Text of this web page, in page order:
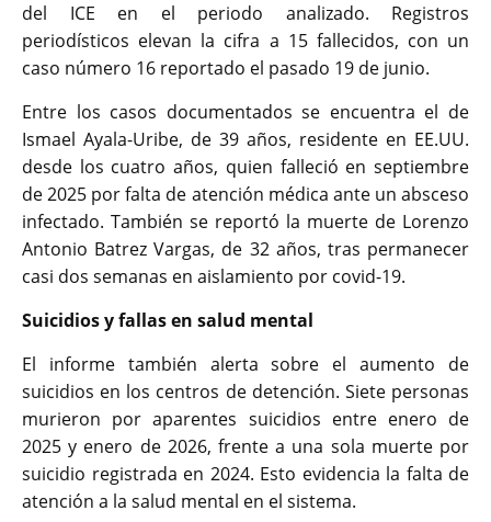
del ICE en el periodo analizado. Registros
periodísticos elevan la cifra a 15 fallecidos, con un
caso número 16 reportado el pasado 19 de junio.
Entre los casos documentados se encuentra el de
Ismael Ayala-Uribe, de 39 años, residente en EE.UU.
desde los cuatro años, quien falleció en septiembre
de 2025 por falta de atención médica ante un absceso
infectado. También se reportó la muerte de Lorenzo
Antonio Batrez Vargas, de 32 años, tras permanecer
casi dos semanas en aislamiento por covid-19.
Suicidios y fallas en salud mental
El informe también alerta sobre el aumento de
suicidios en los centros de detención. Siete personas
murieron por aparentes suicidios entre enero de
2025 y enero de 2026, frente a una sola muerte por
suicidio registrada en 2024. Esto evidencia la falta de
atención a la salud mental en el sistema.